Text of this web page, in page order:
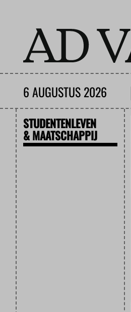
6 AUGUSTUS 2026
STUDENTENLEVEN
& MAATSCHAPPIJ